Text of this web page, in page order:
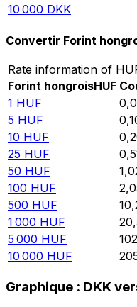
10 000 DKK
Convertir Forint
Rate information of
Forint hongroisHUF
1 HUF
5 HUF
10 HUF
25 HUF
50 HUF
100 HUF
500 HUF
1 000 HUF
5 000 HUF
10 000 HUF
Graphique : DKK